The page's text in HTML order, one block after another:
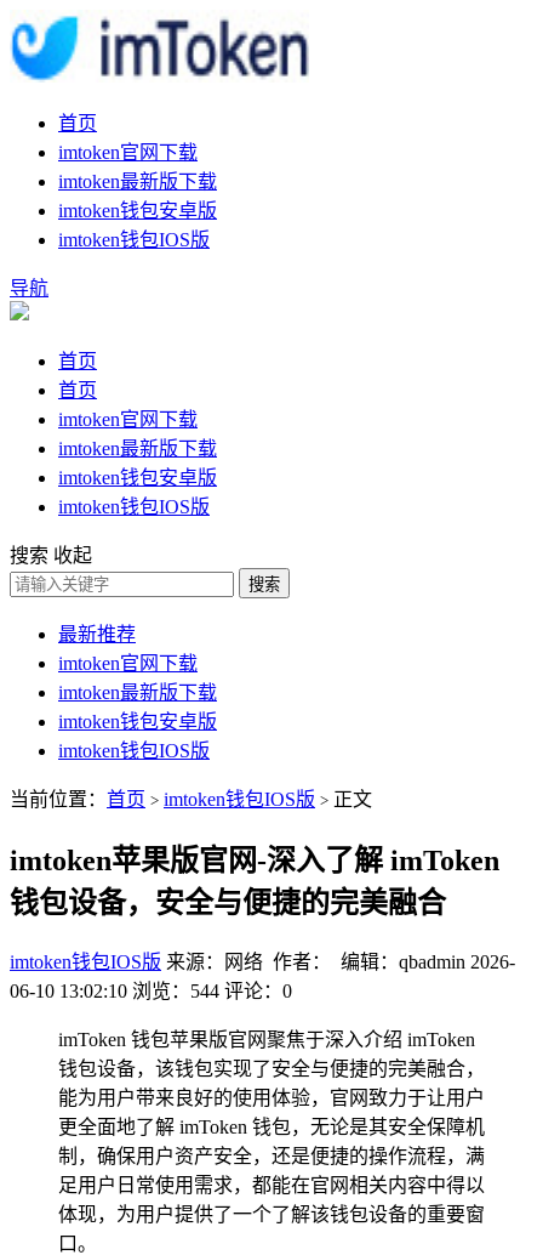
首页
imtoken官网下载
imtoken最新版下载
imtoken钱包安卓版
imtoken钱包IOS版
导航
首页
首页
imtoken官网下载
imtoken最新版下载
imtoken钱包安卓版
imtoken钱包IOS版
搜索 收起
搜索
最新推荐
imtoken官网下载
imtoken最新版下载
imtoken钱包安卓版
imtoken钱包IOS版
当前位置： 首页 > imtoken钱包IOS版 > 正文
imtoken苹果版官网-深入了解 imToken
钱包设备，安全与便捷的完美融合
imtoken钱包IOS版 来源：网络 作者： 编辑：qbadmin 2026-
06-10 13:02:10 浏览：544 评论：0
imToken 钱包苹果版官网聚焦于深入介绍 imToken
钱包设备，该钱包实现了安全与便捷的完美融合，
能为用户带来良好的使用体验，官网致力于让用户
更全面地了解 imToken 钱包，无论是其安全保障机
制，确保用户资产安全，还是便捷的操作流程，满
足用户日常使用需求，都能在官网相关内容中得以
体现，为用户提供了一个了解该钱包设备的重要窗
口。